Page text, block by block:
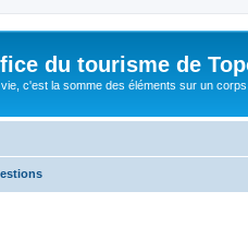
du tourisme de
c'est la somme des éléments sur un